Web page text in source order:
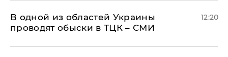
В одной из областей Украины
проводят обыски в ТЦК – СМИ
12:20